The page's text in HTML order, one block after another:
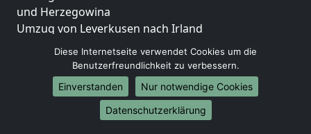
und Herzegowina
Umzug von Leverkusen nach Irland
Umzug von Leverkusen nach Lettland
Umzug von Leverkusen nach Zypern
Umzug von Leverkusen nach Kroatien
Umzug von Leverkusen nach Estland
Umzug von Leverkusen nach Finnland
Diese Internetseite verwendet Cookies um die
Benutzerfreundlichkeit zu verbessern.
Einverstanden
Nur notwendige Cookies
Datenschutzerklärung